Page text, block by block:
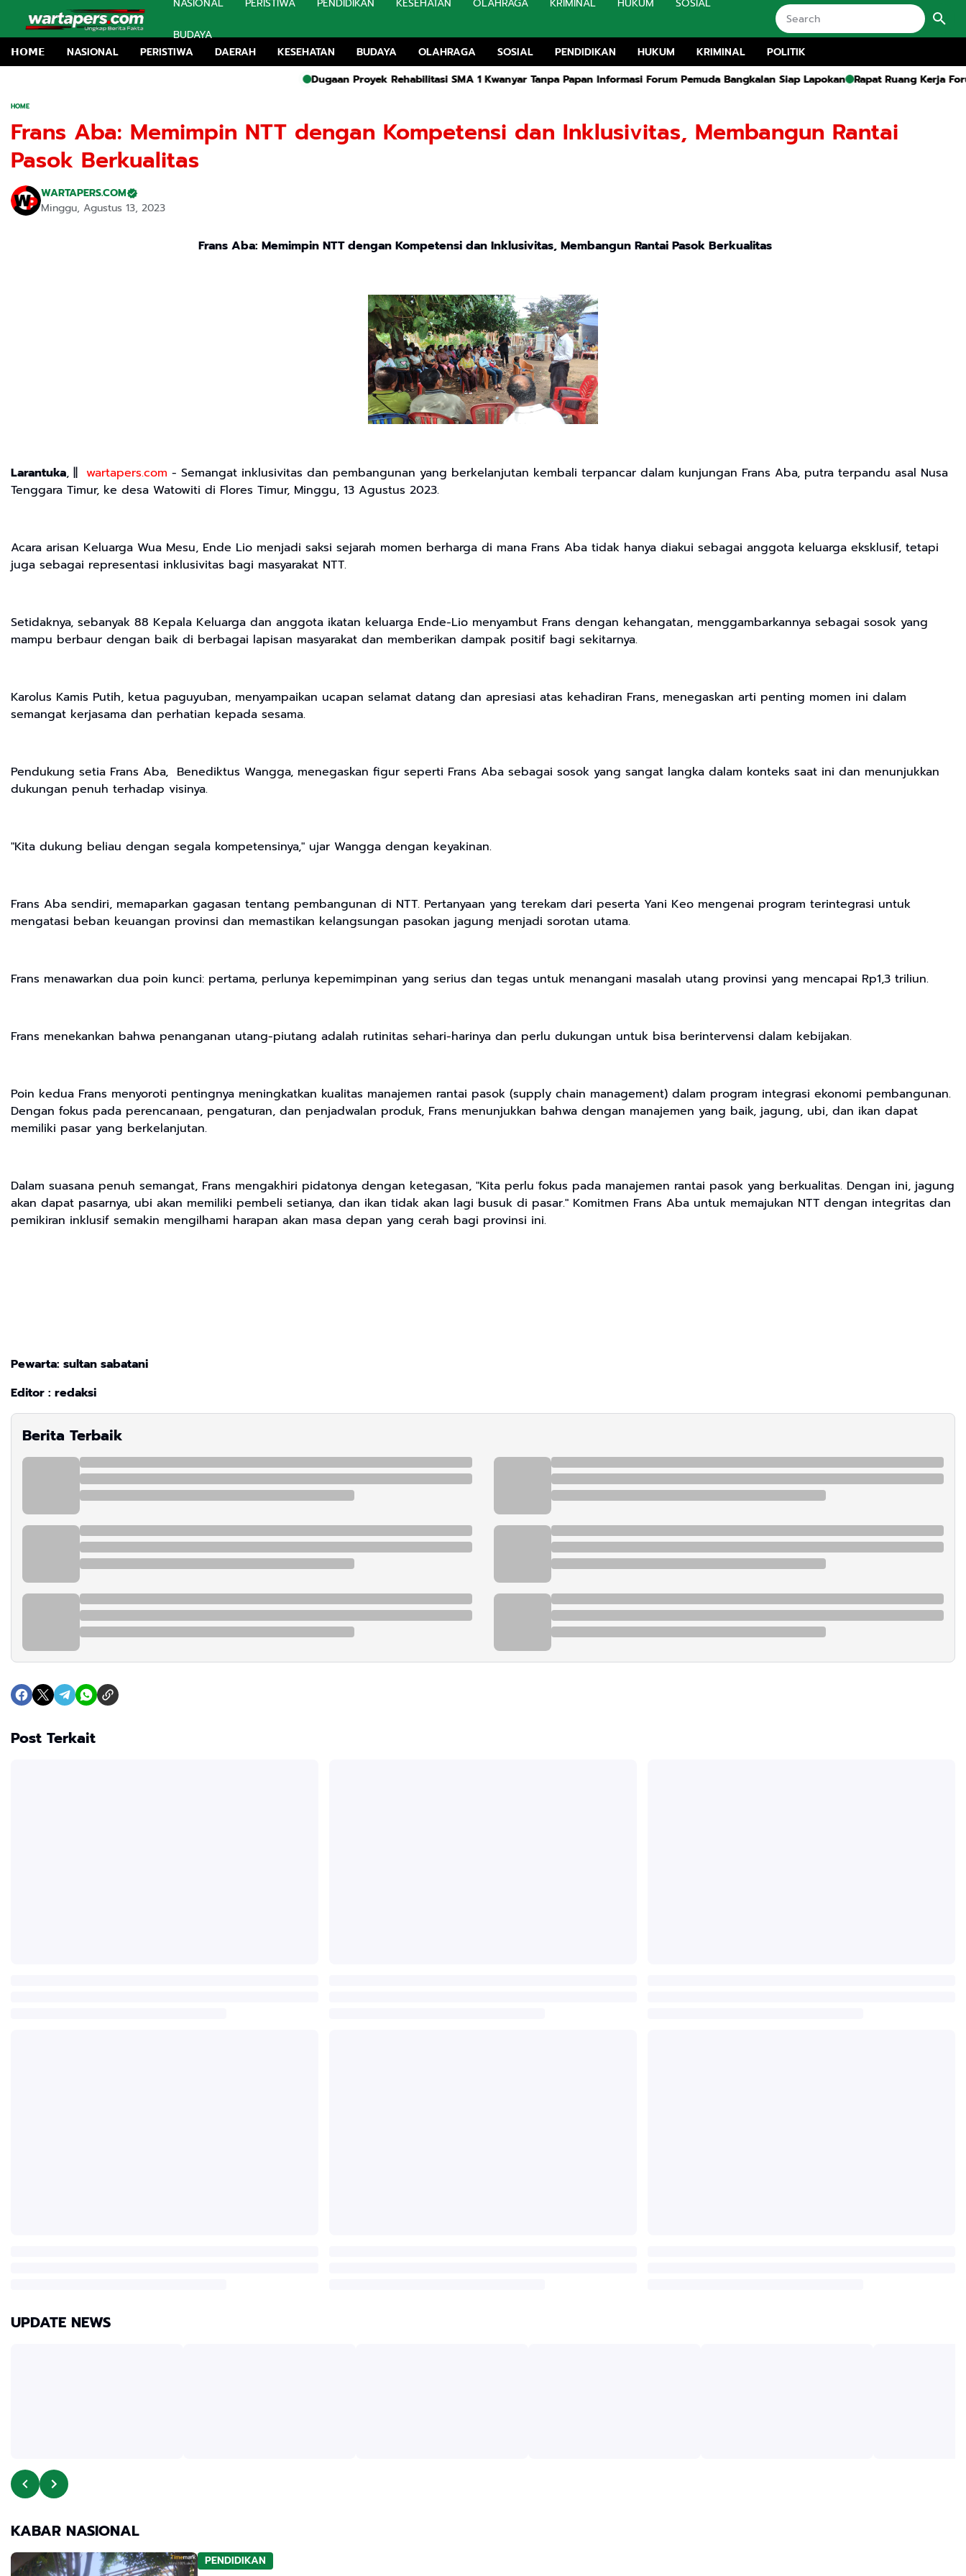
BUDAYA
𝗛𝗢𝗠𝗘
NASIONAL PERISTIWA DAERAH KESEHATAN BUDAYA OLAHRAGA SOSIAL PENDIDIKAN HUKUM KRIMINAL
POLITIK
Dugaan Proyek Rehabilitasi SMA 1 Kwanyar Tanpa Papan Informasi Forum Pemuda Bangkalan Siap Lapokan
Rapat Ruang Kerja Forum
HOME
Frans Aba: Memimpin NTT dengan Kompetensi dan Inklusivitas, Membangun Rantai
Pasok Berkualitas
WARTAPERS.COM
Minggu, Agustus 13, 2023
Frans Aba: Memimpin NTT dengan Kompetensi dan Inklusivitas, Membangun Rantai Pasok Berkualitas
Larantuka, || wartapers.com - Semangat inklusivitas dan pembangunan yang berkelanjutan kembali terpancar dalam kunjungan Frans Aba, putra terpandu asal Nusa
Tenggara Timur, ke desa Watowiti di Flores Timur, Minggu, 13 Agustus 2023.
Acara arisan Keluarga Wua Mesu, Ende Lio menjadi saksi sejarah momen berharga di mana Frans Aba tidak hanya diakui sebagai anggota keluarga eksklusif, tetapi
juga sebagai representasi inklusivitas bagi masyarakat NTT.
Setidaknya, sebanyak 88 Kepala Keluarga dan anggota ikatan keluarga Ende-Lio menyambut Frans dengan kehangatan, menggambarkannya sebagai sosok yang
mampu berbaur dengan baik di berbagai lapisan masyarakat dan memberikan dampak positif bagi sekitarnya.
Karolus Kamis Putih, ketua paguyuban, menyampaikan ucapan selamat datang dan apresiasi atas kehadiran Frans, menegaskan arti penting momen ini dalam
semangat kerjasama dan perhatian kepada sesama.
Pendukung setia Frans Aba, Benediktus Wangga, menegaskan figur seperti Frans Aba sebagai sosok yang sangat langka dalam konteks saat ini dan menunjukkan
dukungan penuh terhadap visinya.
"Kita dukung beliau dengan segala kompetensinya," ujar Wangga dengan keyakinan.
Frans Aba sendiri, memaparkan gagasan tentang pembangunan di NTT. Pertanyaan yang terekam dari peserta Yani Keo mengenai program terintegrasi untuk
mengatasi beban keuangan provinsi dan memastikan kelangsungan pasokan jagung menjadi sorotan utama.
Frans menawarkan dua poin kunci: pertama, perlunya kepemimpinan yang serius dan tegas untuk menangani masalah utang provinsi yang mencapai Rp1,3 triliun.
Frans menekankan bahwa penanganan utang-piutang adalah rutinitas sehari-harinya dan perlu dukungan untuk bisa berintervensi dalam kebijakan.
Poin kedua Frans menyoroti pentingnya meningkatkan kualitas manajemen rantai pasok (supply chain management) dalam program integrasi ekonomi pembangunan.
Dengan fokus pada perencanaan, pengaturan, dan penjadwalan produk, Frans menunjukkan bahwa dengan manajemen yang baik, jagung, ubi, dan ikan dapat
memiliki pasar yang berkelanjutan.
Dalam suasana penuh semangat, Frans mengakhiri pidatonya dengan ketegasan, "Kita perlu fokus pada manajemen rantai pasok yang berkualitas. Dengan ini, jagung
akan dapat pasarnya, ubi akan memiliki pembeli setianya, dan ikan tidak akan lagi busuk di pasar." Komitmen Frans Aba untuk memajukan NTT dengan integritas dan
pemikiran inklusif semakin mengilhami harapan akan masa depan yang cerah bagi provinsi ini.
Pewarta: sultan sabatani
Editor : redaksi
Berita Terbaik
Post Terkait
UPDATE NEWS
KABAR NASIONAL
PENDIDIKAN